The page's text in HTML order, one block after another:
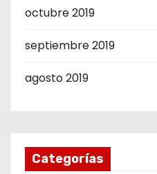
octubre 2019
septiembre 2019
agosto 2019
Categorías